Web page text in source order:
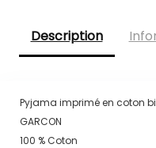
Description
Pyjama imprimé en coton bio
GARCON
100 % Coton